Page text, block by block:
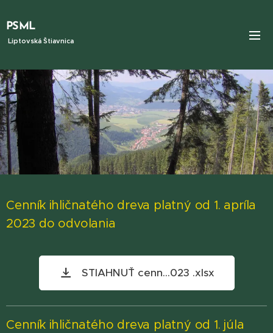
PSML
Liptovská Štiavnica
Cenník ihličnatého dreva platný od 1. apríla
2023 do odvolania
STIAHNUŤ cenn...023 .xlsx
Cenník ihličnatého dreva platný od 1. júla